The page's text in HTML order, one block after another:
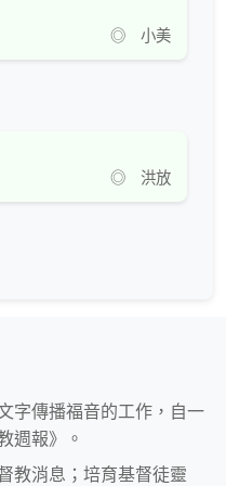
◎ 小美
◎ 洪放
字傳播福音的工作，自一
週報》。
教消息；培育基督徒靈